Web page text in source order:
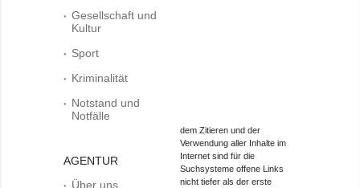
Gesellschaft und
Kultur
Sport
Kriminalität
Notstand und
Notfälle
AGENTUR
Über uns
dem Zitieren und der
Verwendung aller Inhalte im
Internet sind für die
Suchsysteme offene Links
nicht tiefer als der erste